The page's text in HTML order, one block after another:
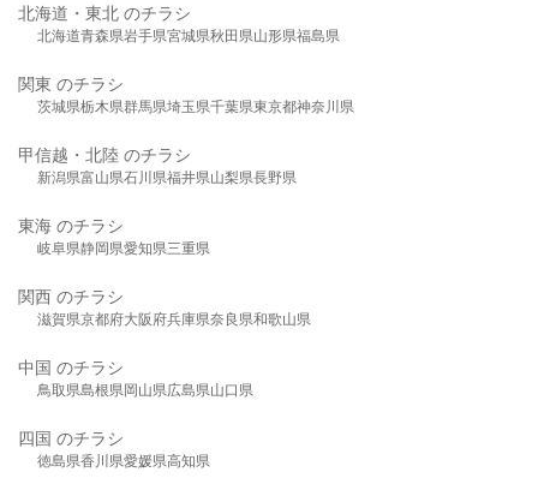
北海道・東北 のチラシ
北海道青森県岩手県宮城県秋田県山形県福島県
関東 のチラシ
茨城県栃木県群馬県埼玉県千葉県東京都神奈川県
甲信越・北陸 のチラシ
新潟県富山県石川県福井県山梨県長野県
東海 のチラシ
岐阜県静岡県愛知県三重県
関西 のチラシ
滋賀県京都府大阪府兵庫県奈良県和歌山県
中国 のチラシ
鳥取県島根県岡山県広島県山口県
四国 のチラシ
徳島県香川県愛媛県高知県